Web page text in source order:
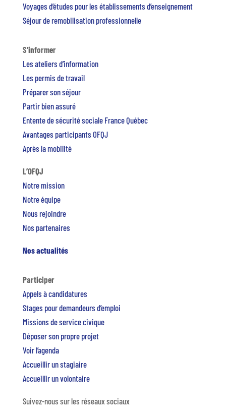
Voyages d’études pour les établissements d’enseignement
Séjour de remobilisation professionnelle
S’informer
Les ateliers d’information
Les permis de travail
Préparer son séjour
Partir bien assuré
Entente de sécurité sociale France Québec
Avantages participants OFQJ
Après la mobilité
L’OFQJ
Notre mission
Notre équipe
Nous rejoindre
Nos partenaires
Nos actualités
Participer
Appels à candidatures
Stages pour demandeurs d’emploi
Missions de service civique
Déposer son propre projet
Voir l’agenda
Accueillir un stagiaire
Accueillir un volontaire
Suivez-nous sur les réseaux sociaux